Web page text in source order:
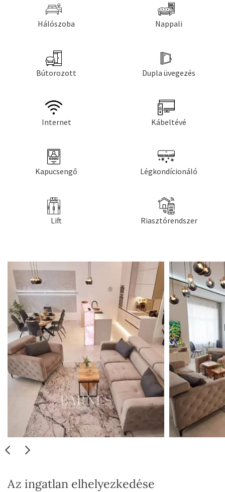
Hálószoba Nappali
Bútorozott Dupla üvegezés
Internet Kábeltévé
Kapucsengő Légkondícionáló
Lift Riasztórendszer
Az ingatlan elhelyezkedése